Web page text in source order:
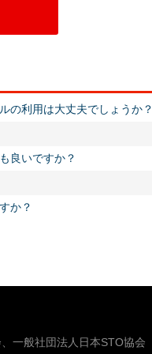
の利用は大丈夫でしょうか？
良いですか？
か？
一般社団法人日本STO協会